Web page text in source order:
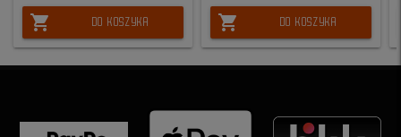
shopping_cart DO KOSZYKA shopping_cart DO KOSZYKA